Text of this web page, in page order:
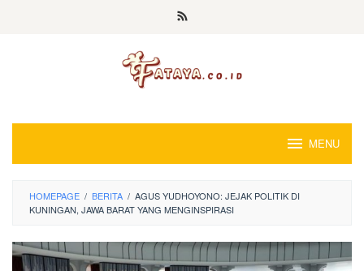
MENU
HOMEPAGE / BERITA / AGUS YUDHOYONO: JEJAK POLITIK DI
KUNINGAN, JAWA BARAT YANG MENGINSPIRASI